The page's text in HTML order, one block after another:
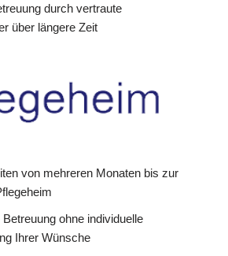
durch vertraute
über längere Zeit
von mehreren Monaten bis zur
ohne individuelle
Ihrer Wünsche